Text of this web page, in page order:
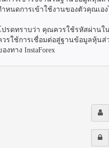
ำหนดการเข้าใช้งานของตัวคุณเ
ปรดทราบว่า คุณควรใช้รหัสผ่านใ
วรใช้การเชื่อมต่อสู่ฐานข้อมูลหุ้น
องทาง InstaForex
เข้า
สู่
การ
ใช้
รหัส
ผ่าน: